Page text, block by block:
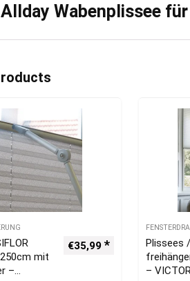
Wabenplissee
mit
–
€35,99
Plissees
–